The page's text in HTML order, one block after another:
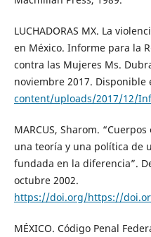
LUCHADORAS MX. La
en México. Informe para la
contra las Mujeres Ms.
noviembre 2017. Disponible
content/uploads/2017/12/
MARCUS, Sharom.
una teoría y una política de
fundada en la diferencia”.
octubre 2002.
https://doi.org/https://
MÉXICO. Código Penal